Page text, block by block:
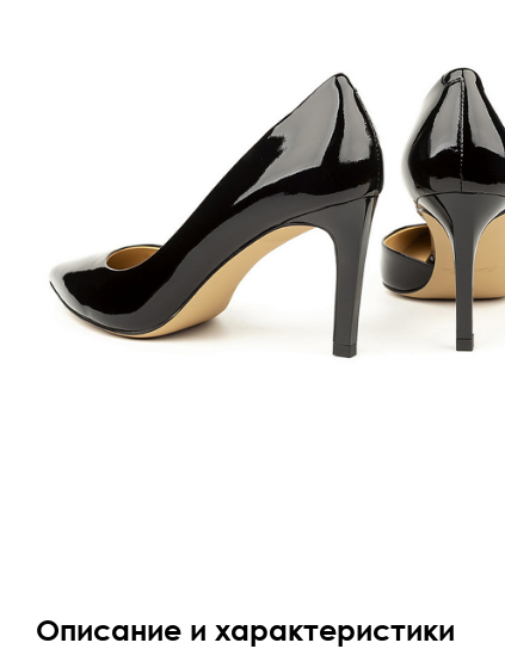
Описание и характеристики